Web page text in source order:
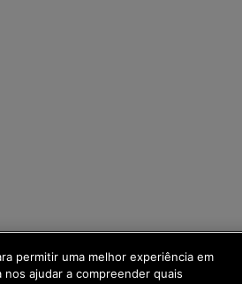
permitir uma melhor experiência em
ajudar a compreender quais